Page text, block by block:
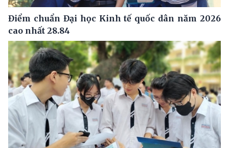
Điểm chuẩn Đại học Kinh tế quốc dân năm 2026
cao nhất 28.84